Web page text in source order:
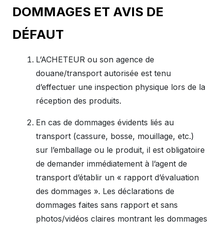
DOMMAGES ET AVIS DE
DÉFAUT
L’ACHETEUR ou son agence de
douane/transport autorisée est tenu
d’effectuer une inspection physique lors de la
réception des produits.
En cas de dommages évidents liés au
transport (cassure, bosse, mouillage, etc.)
sur l’emballage ou le produit, il est obligatoire
de demander immédiatement à l’agent de
transport d’établir un « rapport d’évaluation
des dommages ». Les déclarations de
dommages faites sans rapport et sans
photos/vidéos claires montrant les dommages